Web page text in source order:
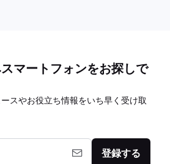
マートフォンをお探しで
スやお役立ち情報をいち早く受け取
登録する